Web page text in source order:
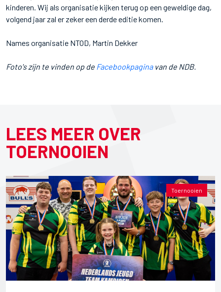
kinderen. Wij als organisatie kijken terug op een geweldige dag,
volgend jaar zal er zeker een derde editie komen.
Names organisatie NTOD, Martin Dekker
Foto's zijn te vinden op de Facebookpaginavan de NDB.
LEES MEER OVER
TOERNOOIEN
Toernooien